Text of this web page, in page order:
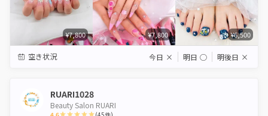
¥7,800 ¥7,800 ¥6,500
空き状況 今日 × 明日 ◯ 明後日 ×
RUARI1028
Beauty Salon RUARI